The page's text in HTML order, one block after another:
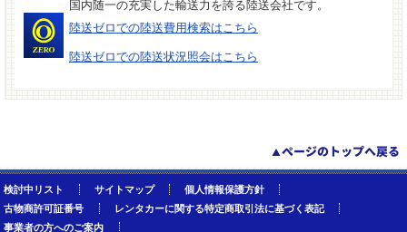
国内随一の充実した輸送力を誇る陸送会社です。
陸送ゼロでの陸送費用検索はこちら
陸送ゼロでの陸送状況照会はこちら
検討中リスト サイトマップ
個人情報保護方針
古物商許可証番号
レンタカーに関する特定商取引法に基づく表記
事業者の方へのご案内